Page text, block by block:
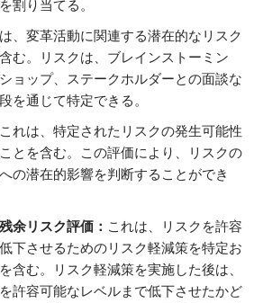
割り当てる。
、変革活動に関連する潜在的なリスク
む。リスクは、ブレインストーミン
ョップ、ステークホルダーとの面談な
を通じて特定できる。
これは、特定されたリスクの発生可能性
とを含む。この評価により、リスクの
の潜在的影響を判断することができ
余リスク評価： これは、リスクを許容
下させるためのリスク軽減策を特定お
含む。リスク軽減策を実施した後は、
許容可能なレベルまで低下させたかど